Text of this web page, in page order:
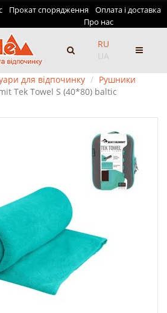
Прокат спорядження
Оплата і доставка
Про нас
RU
UA
для відпочинку
Рушники
Tek Towel S (40*80) baltic